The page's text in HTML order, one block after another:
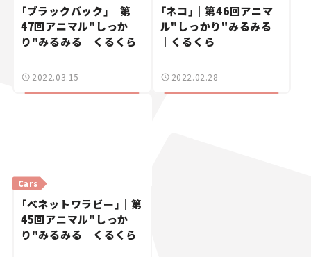
「ブラックバック」｜第
47回アニマル"しっか
り"みるみる｜くるくら
2022.03.15
「ネコ」｜第46回アニマ
ル"しっかり"みるみる
｜くるくら
2022.02.28
Cars
「ベネットワラビー」｜第
45回アニマル"しっか
り"みるみる｜くるくら